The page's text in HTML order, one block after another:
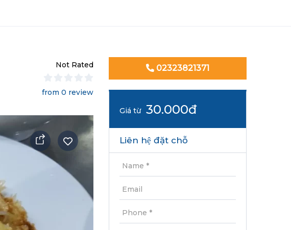
Not Rated
from 0 review
02323821371
Giá từ 30.000đ
Liên hệ đặt chỗ